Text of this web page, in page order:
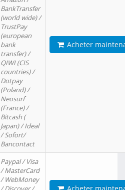
BankTransfer
(world wide) /
TrustPay
(european
bank
transfer) /
QIWI (CIS
countries) /
Dotpay
(Poland) /
Neosurf
(France) /
Bitcash (
Japan) / Ideal
/ Sofort/
Bancontact
Acheter
Paypal / Visa
/ MasterCard
/ WebMoney